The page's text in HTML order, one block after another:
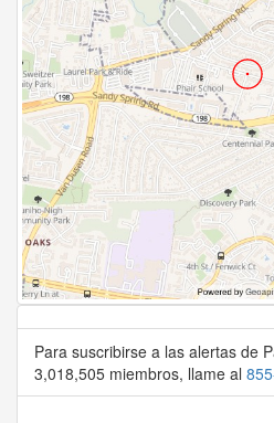
Para suscribirse a las alertas de
3,018,505 miembros, llame al